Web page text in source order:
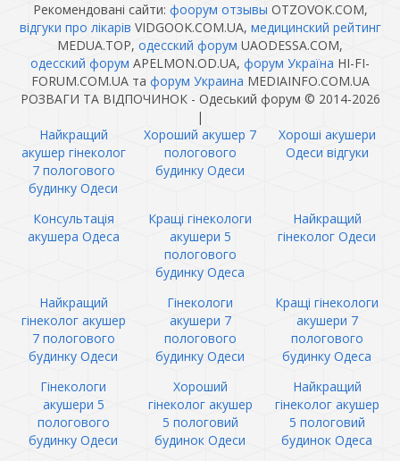
Рекомендовані сайти: фоорум отзывы OTZOVOK.COM,
відгуки про лікарів VIDGOOK.COM.UA, медицинский рейтинг
MEDUA.TOP, одесский форум UAODESSA.COM,
одесский форум APELMON.OD.UA, форум Україна HI-FI-
FORUM.COM.UA та форум Украина MEDIAINFO.COM.UA
РОЗВАГИ ТА ВІДПОЧИНОК - Одеський форум © 2014-2026
|
Найкращий
акушер гінеколог
7 пологового
будинку Одеси
Хороший акушер 7
пологового
будинку Одеси
Хороші акушери
Одеси відгуки
Консультація
акушера Одеса
Кращі гінекологи
акушери 5
пологового
будинку Одеса
Найкращий
гінеколог Одеси
Найкращий
гінеколог акушер
7 пологового
будинку Одеси
Гінекологи
акушери 7
пологового
будинку Одеси
Кращі гінекологи
акушери 7
пологового
будинку Одеса
Гінекологи
акушери 5
пологового
будинку Одеси
Хороший
гінеколог акушер
5 пологовий
будинок Одеси
Найкращий
гінеколог акушер
5 пологовий
будинок Одеса